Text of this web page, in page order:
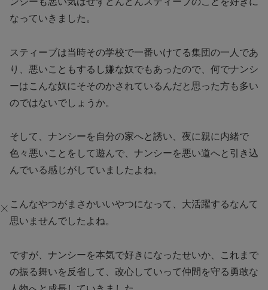
なっていきました。
スティーブは当時その学校で一番いけてる集団の一人であ
り、悪いこともするし嫌な奴でもあったので、何でナンシ
ーはこんな奴にそそのかされているんだと思った方も多い
のではないでしょうか。
そして、ナンシーを自分の家へと誘い、夜に親に内緒で
色々悪いことをして遊んで、ナンシーを悪い道へと引き込
んでいる感じがしていましたよね。
こんなやつがまさかいいやつになって、大活躍するなんて
思いませんでしたよね。
ですが、ナンシーを本気で好きになったせいか、これまで
の振る舞いを反省して、改心していって仲間を守る勇敢な